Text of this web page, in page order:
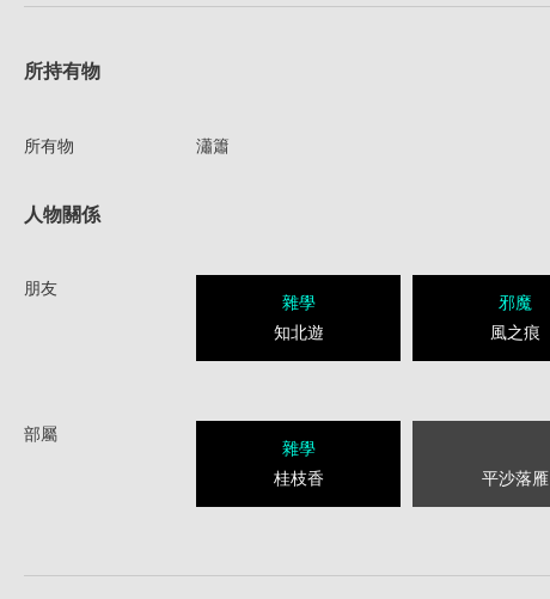
所持有物
所有物 瀟簫
人物關係
朋友
雜學
知北遊
邪魔
風之痕
部屬
雜學
桂枝香
平沙落雁